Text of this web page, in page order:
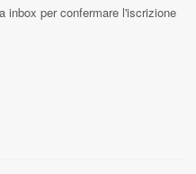
inbox per confermare l'iscrizione